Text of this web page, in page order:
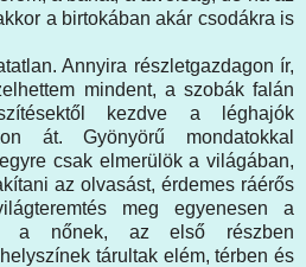
a birtokában akár csodákra is
Annyira részletgazdagon ír,
mindent, a szobák falán
kezdve a léghajók
át. Gyönyörű mondatokkal
csak elmerülök a világában,
az olvasást, érdemes ráérős
meg egyenesen a
a nőnek, az első részben
tárultak elém, térben és